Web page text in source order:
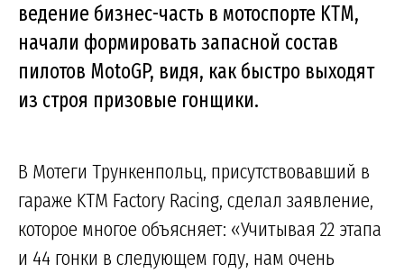
ведение бизнес-часть в мотоспорте KTM,
начали формировать запасной состав
пилотов MotoGP, видя, как быстро выходят
из строя призовые гонщики.
В Мотеги Трункенпольц, присутствовавший в
гараже KTM Factory Racing, сделал заявление,
которое многое объясняет: «Учитывая 22 этапа
и 44 гонки в следующем году, нам очень